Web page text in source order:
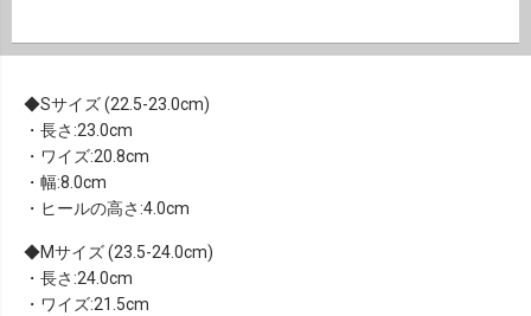
Sサイズ (22.5-23.0cm)
・長さ:23.0cm
・ワイズ:20.8cm
・幅:8.0cm
・ヒールの高さ:4.0cm
Mサイズ (23.5-24.0cm)
・長さ:24.0cm
・ワイズ:21.5cm